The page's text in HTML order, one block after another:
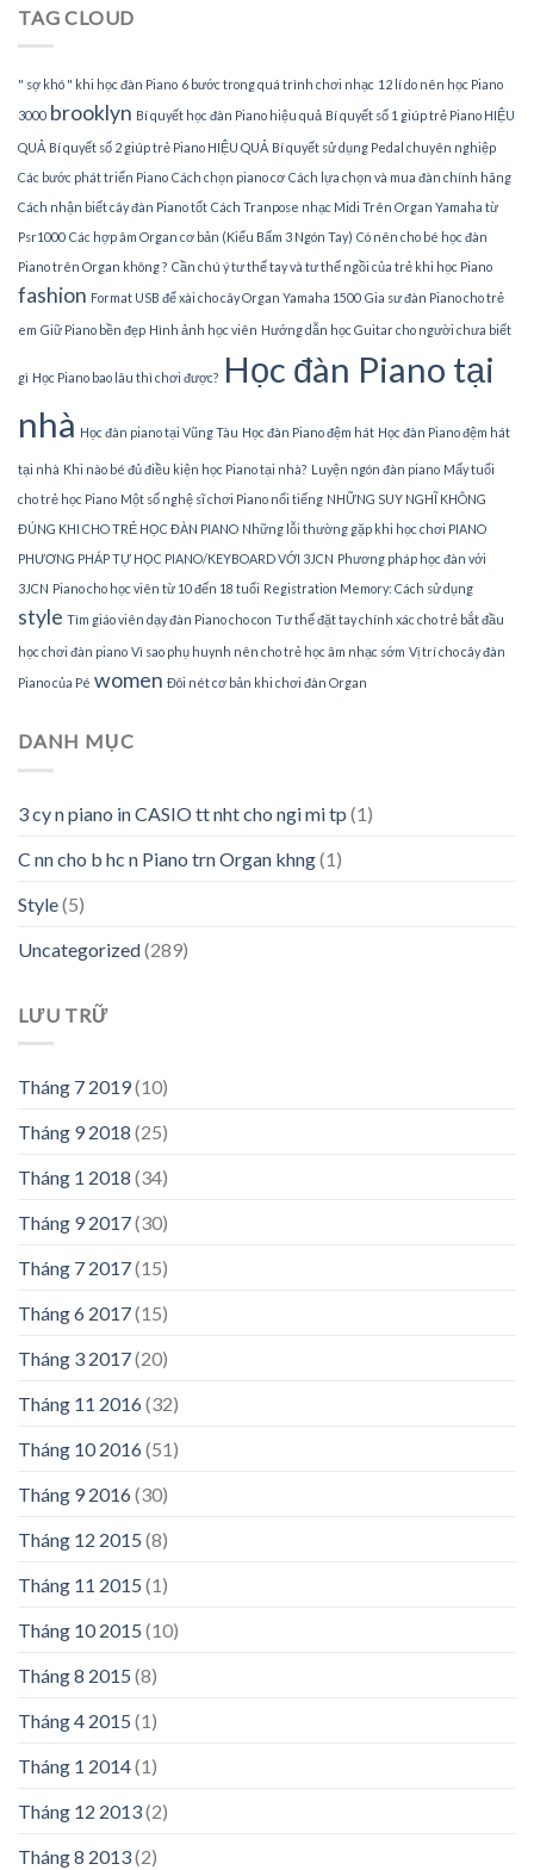
TAG CLOUD
" sợ khó " khi học đàn Piano 6 bước trong quá trình chơi nhạc 12 lí do nên học Piano
3000 brooklyn Bí quyết học đàn Piano hiệu quả Bí quyết số 1 giúp trẻ Piano HIỆU
QUẢ Bí quyết số 2 giúp trẻ Piano HIỆU QUẢ Bí quyết sử dụng Pedal chuyên nghiệp
Các bước phát triển Piano Cách chọn piano cơ Cách lựa chọn và mua đàn chính hãng
Cách nhận biết cây đàn Piano tốt Cách Tranpose nhạc Midi Trên Organ Yamaha từ
Psr1000 Các hợp âm Organ cơ bản (Kiểu Bấm 3 Ngón Tay) Có nên cho bé học đàn
Piano trên Organ không ? Cần chú ý tư thế tay và tư thế ngồi của trẻ khi học Piano
fashion Format USB để xài cho cây Organ Yamaha 1500 Gia sư đàn Piano cho trẻ
em Giữ Piano bền đẹp Hình ảnh học viên Hướng dẫn học Guitar cho người chưa biết
gì Học Piano bao lâu thì chơi được? Học đàn Piano tại
nhà Học đàn piano tại Vũng Tàu Học đàn Piano đệm hát Học đàn Piano đệm hát
tại nhà Khi nào bé đủ điều kiện học Piano tại nhà? Luyện ngón đàn piano Mấy tuổi
cho trẻ học Piano Một số nghệ sĩ chơi Piano nổi tiếng NHỮNG SUY NGHĨ KHÔNG
ĐÚNG KHI CHO TRẺ HỌC ĐÀN PIANO Những lỗi thường gặp khi học chơi PIANO
PHƯƠNG PHÁP TỰ HỌC PIANO/KEYBOARD VỚI 3JCN Phương pháp học đàn với
3JCN Piano cho học viên từ 10 đến 18 tuổi Registration Memory: Cách sử dụng
style Tìm giáo viên dạy đàn Piano cho con Tư thế đặt tay chính xác cho trẻ bắt đầu
học chơi đàn piano Vì sao phụ huynh nên cho trẻ học âm nhạc sớm Vị trí cho cây đàn
Piano của Pé women Đôi nét cơ bản khi chơi đàn Organ
DANH MỤC
3 cy n piano in CASIO tt nht cho ngi mi tp (1)
C nn cho b hc n Piano trn Organ khng(1)
Style(5)
Uncategorized(289)
LƯU TRỮ
Tháng 7 2019(10)
Tháng 9 2018 (25)
Tháng 1 2018 (34)
Tháng 9 2017(30)
Tháng 7 2017(15)
Tháng 6 2017(15)
Tháng 3 2017(20)
Tháng 11 2016(32)
Tháng 10 2016(51)
Tháng 9 2016(30)
Tháng 12 2015 (8)
Tháng 11 2015 (1)
Tháng 10 2015 (10)
Tháng 8 2015 (8)
Tháng 4 2015 (1)
Tháng 1 2014(1)
Tháng 12 2013(2)
Tháng 8 2013(2)